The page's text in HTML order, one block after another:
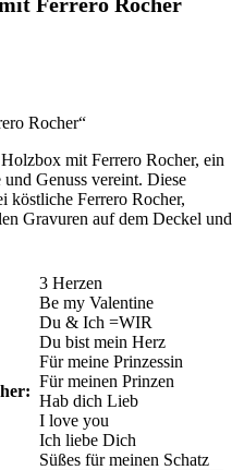
Rocher“
mit Ferrero Rocher, ein
Genuss vereint. Diese
köstliche Ferrero Rocher,
Gravuren auf dem Deckel und
3 Herzen
Be my Valentine
Du & Ich =WIR
Du bist mein Herz
Für meine Prinzessin
Für meinen Prinzen
Hab dich Lieb
I love you
Ich liebe Dich
Süßes für meinen Schatz